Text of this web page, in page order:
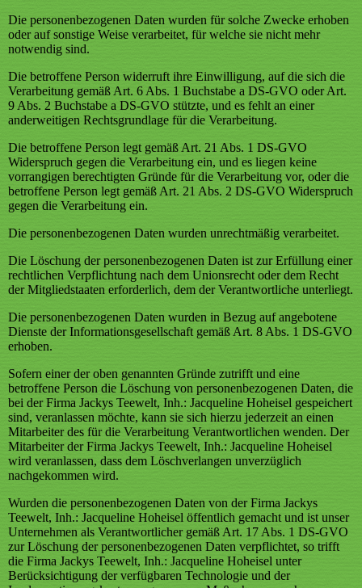
Die personenbezogenen Daten wurden für solche Zwecke erhoben
oder auf sonstige Weise verarbeitet, für welche sie nicht mehr
notwendig sind.
Die betroffene Person widerruft ihre Einwilligung, auf die sich die
Verarbeitung gemäß Art. 6 Abs. 1 Buchstabe a DS-GVO oder Art.
9 Abs. 2 Buchstabe a DS-GVO stützte, und es fehlt an einer
anderweitigen Rechtsgrundlage für die Verarbeitung.
Die betroffene Person legt gemäß Art. 21 Abs. 1 DS-GVO
Widerspruch gegen die Verarbeitung ein, und es liegen keine
vorrangigen berechtigten Gründe für die Verarbeitung vor, oder die
betroffene Person legt gemäß Art. 21 Abs. 2 DS-GVO Widerspruch
gegen die Verarbeitung ein.
Die personenbezogenen Daten wurden unrechtmäßig verarbeitet.
Die Löschung der personenbezogenen Daten ist zur Erfüllung einer
rechtlichen Verpflichtung nach dem Unionsrecht oder dem Recht
der Mitgliedstaaten erforderlich, dem der Verantwortliche unterliegt.
Die personenbezogenen Daten wurden in Bezug auf angebotene
Dienste der Informationsgesellschaft gemäß Art. 8 Abs. 1 DS-GVO
erhoben.
Sofern einer der oben genannten Gründe zutrifft und eine
betroffene Person die Löschung von personenbezogenen Daten, die
bei der Firma Jackys Teewelt, Inh.: Jacqueline Hoheisel gespeichert
sind, veranlassen möchte, kann sie sich hierzu jederzeit an einen
Mitarbeiter des für die Verarbeitung Verantwortlichen wenden. Der
Mitarbeiter der Firma Jackys Teewelt, Inh.: Jacqueline Hoheisel
wird veranlassen, dass dem Löschverlangen unverzüglich
nachgekommen wird.
Wurden die personenbezogenen Daten von der Firma Jackys
Teewelt, Inh.: Jacqueline Hoheisel öffentlich gemacht und ist unser
Unternehmen als Verantwortlicher gemäß Art. 17 Abs. 1 DS-GVO
zur Löschung der personenbezogenen Daten verpflichtet, so trifft
die Firma Jackys Teewelt, Inh.: Jacqueline Hoheisel unter
Berücksichtigung der verfügbaren Technologie und der